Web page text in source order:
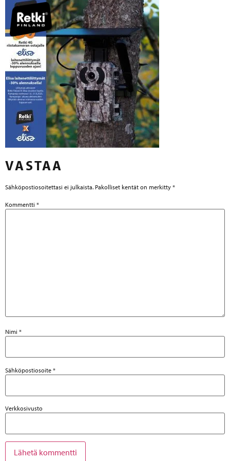
VASTAA
Sähköpostiosoitettasi ei julkaista. Pakolliset kentät on merkitty *
Kommentti *
Nimi *
Sähköpostiosoite *
Verkkosivusto